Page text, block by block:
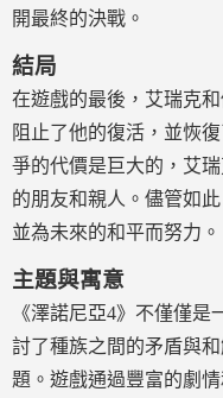
開最終的決戰。
結局
在遊戲的最後，艾瑞克
阻止了他的復活，並恢
爭的代價是巨大的，艾
的朋友和親人。儘管如
並為未來的和平而努力。
主題與寓意
《澤諾尼亞4》不僅僅
討了種族之間的矛盾與
題。遊戲通過豐富的劇